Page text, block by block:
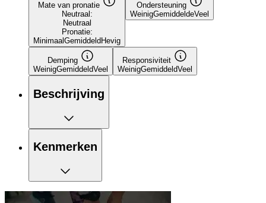
Mate van pronatie
Neutraal:
Neutraal
Pronatie:
MinimaalGemiddeld Hevig
Ondersteuning
WeinigGemiddeldeVeel
Demping
WeinigGemiddeldVeel
Responsiviteit
WeinigGemiddeldVeel
Beschrijving
Kenmerken